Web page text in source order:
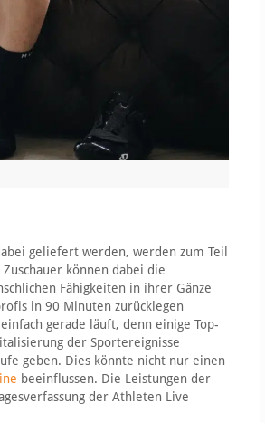
geliefert werden, werden zum Teil
können dabei die
Fähigkeiten in ihrer Gänze
in 90 Minuten zurücklegen
gerade läuft, denn einige Top-
der Sportereignisse
geben. Dies könnte nicht nur einen
beeinflussen. Die Leistungen der
der Athleten Live